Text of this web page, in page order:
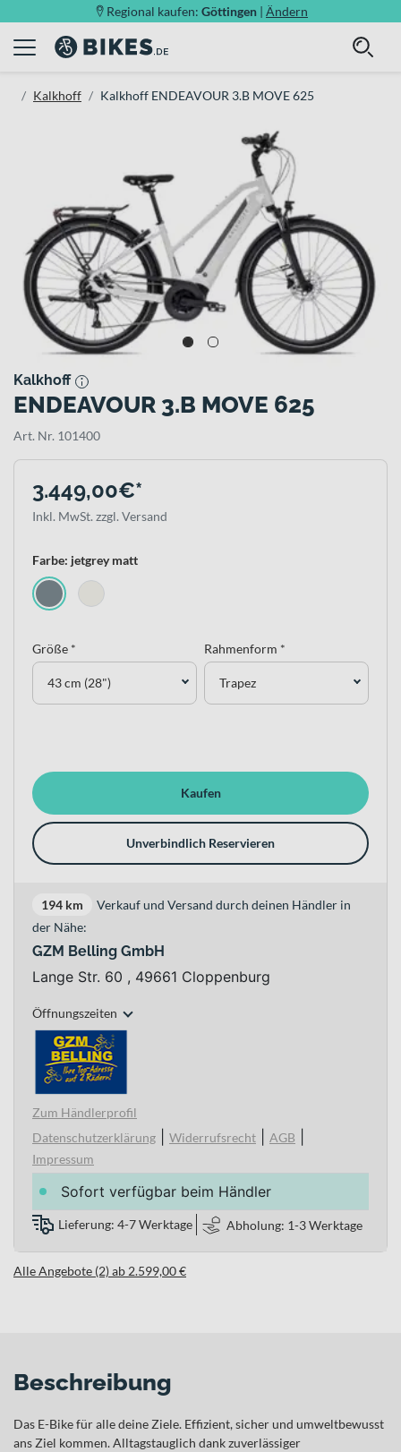
Regional kaufen: Göttingen | Ändern
Kalkhoff Kalkhoff ENDEAVOUR 3.B MOVE 625
Kalkhoff
ENDEAVOUR 3.B MOVE 625
Art. Nr. 101400
3.449,00€*
Inkl. MwSt. zzgl. Versand
Farbe: jetgrey matt
Größe *
43 cm (28")
Rahmenform *
Trapez
Kaufen
Unverbindlich Reservieren
194 km
Verkauf und Versand durch deinen Händler in
der Nähe:
GZM Belling GmbH
Lange Str. 60 , 49661 Cloppenburg
Öffnungszeiten
Zum Händlerprofil
Datenschutzerklärung
Widerrufsrecht AGB
Impressum
Sofort verfügbar beim Händler
Lieferung: 4-7 Werktage Abholung: 1-3 Werktage
Alle Angebote (2) ab 2.599,00 €
Beschreibung
Das E-Bike für alle deine Ziele. Effizient, sicher und umweltbewusst
ans Ziel kommen. Alltagstauglich dank zuverlässiger